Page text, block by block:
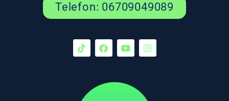
Telefon: 06709049089